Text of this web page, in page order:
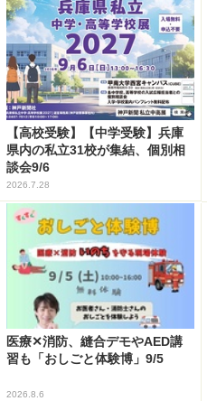
【高校受験】【中学受験】兵庫
県内の私立31校が集結、個別相
談会9/6
2026.7.28
医療✕消防、縫合デモやAED講
習も「おしごと体験博」9/5
2026.8.6